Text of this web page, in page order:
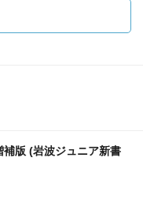
版 (岩波ジュニア新書